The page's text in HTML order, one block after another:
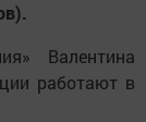
Валентина
работают в